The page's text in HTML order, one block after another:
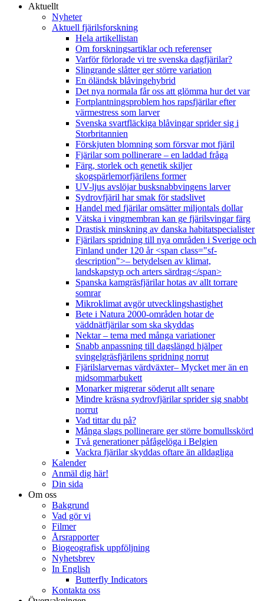
Aktuellt
Nyheter
Aktuell fjärilsforskning
Hela artikellistan
Om forskningsartiklar och referenser
Varför förlorade vi tre svenska dagfjärilar?
Slingrande slåtter ger större variation
En öländsk blåvingehybrid
Det nya normala får oss att glömma hur det var
Fortplantningsproblem hos rapsfjärilar efter
värmestress som larver
Svenska svartfläckiga blåvingar sprider sig i
Storbritannien
Förskjuten blomning som försvar mot fjäril
Fjärilar som pollinerare – en laddad fråga
Färg, storlek och genetik skiljer
skogspärlemorfjärilens former
UV-ljus avslöjar busksnabbvingens larver
Sydrovfjäril har smak för stadslivet
Handel med fjärilar omsätter miljontals dollar
Vätska i vingmembran kan ge fjärilsvingar färg
Drastisk minskning av danska habitatspecialister
Fjärilars spridning till nya områden i Sverige och
Finland under 120 år <span class="sf-
description">– betydelsen av klimat,
landskapstyp och arters särdrag</span>
Spanska kamgräsfjärilar hotas av allt torrare
somrar
Mikroklimat avgör utvecklingshastighet
Bete i Natura 2000-områden hotar de
väddnätfjärilar som ska skyddas
Nektar – tema med många variationer
Snabb anpassning till dagslängd hjälper
svingelgräsfjärilens spridning norrut
Fjärilslarvernas värdväxter– Mycket mer än en
midsommarbukett
Monarker migrerar söderut allt senare
Mindre kräsna sydrovfjärilar sprider sig snabbt
norrut
Vad tittar du på?
Många slags pollinerare ger större bomullsskörd
Två generationer påfågelöga i Belgien
Vackra fjärilar skyddas oftare än alldagliga
Kalender
Anmäl dig här!
Din sida
Om oss
Bakgrund
Vad gör vi
Filmer
Årsrapporter
Biogeografisk uppföljning
Nyhetsbrev
In English
Butterfly Indicators
Kontakta oss